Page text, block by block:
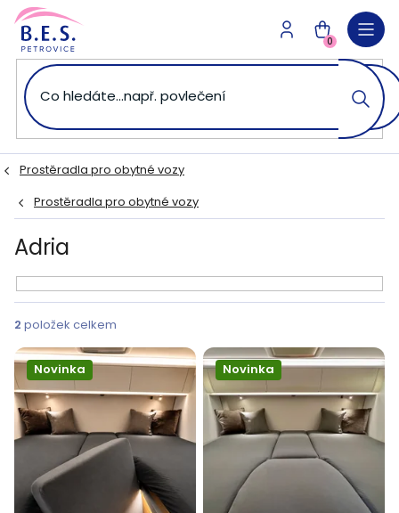
Přejít
obsah
NÁKUPNÍ
KOŠÍK
0
Prostěradla pro obytné vozy
Prostěradla pro obytné vozy
Adria
2 položek celkem
V
ý
p
i
s
p
o
Novinka Novinka